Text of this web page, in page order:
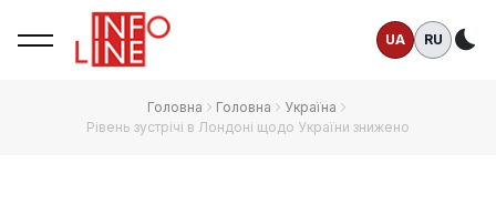
UA RU
Головна Головна
Україна
Рівень зустрічі в Лондоні щодо України знижено